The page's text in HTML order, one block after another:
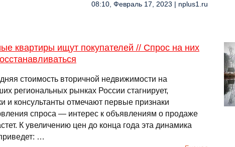
08:10, Февраль 17, 2023 | nplus1.ru
квартиры ищут покупателей // Спрос на них
стоимость вторичной недвижимости на
региональных рынках России стагнирует,
и консультанты отмечают первые признаки
спроса — интерес к объявлениям о продаже
К увеличению цен до конца года эта динамика
…